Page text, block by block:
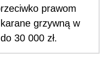
prawom
grzywną w
30 000 zł.